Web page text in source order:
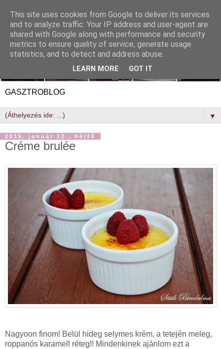
GASZTROBLOG
▼
2015. január 12., hétfő
Créme brulée
Nagyoon finom! Belül hideg selymes krém, a tetején meleg,
roppanós karamell réteg!! Mindenkinek ajánlom ezt a
This site uses cookies from Google to deliver its services
and to analyze traffic. Your IP address and user-agent are
shared with Google along with performance and security
metrics to ensure quality of service, generate usage
statistics, and to detect and address abuse.
LEARN MORE GOT IT